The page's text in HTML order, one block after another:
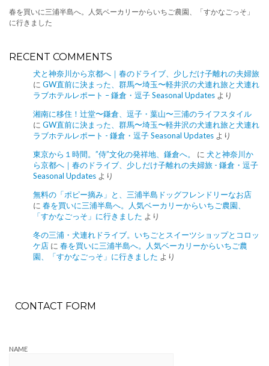
春を買いに三浦半島へ。人気ベーカリーからいちご農園、「すかなごっそ」
に行きました
RECENT COMMENTS
犬と神奈川から京都へ｜春のドライブ、少しだけ子離れの夫婦旅
に GW直前に決まった、群馬〜埼玉〜軽井沢の犬連れ旅と犬連れ
ラブホテルレポート – 鎌倉・逗子 Seasonal Updates より
湘南に移住！辻堂〜鎌倉、逗子・葉山〜三浦のライフスタイル
に GW直前に決まった、群馬〜埼玉〜軽井沢の犬連れ旅と犬連れ
ラブホテルレポート - 鎌倉・逗子 Seasonal Updates より
東京から１時間。”侍”文化の発祥地、鎌倉へ。
に 犬と神奈川か
ら京都へ｜春のドライブ、少しだけ子離れの夫婦旅 - 鎌倉・逗子
Seasonal Updates より
無料の「ポピー摘み」と、三浦半島ドッグフレンドリーなお店
に 春を買いに三浦半島へ。人気ベーカリーからいちご農園、
「すかなごっそ」に行きました より
冬の三浦・犬連れドライブ。いちごとスイーツショップとコロッ
ケ店 に 春を買いに三浦半島へ。人気ベーカリーからいちご農
園、「すかなごっそ」に行きました より
CONTACT FORM
NAME